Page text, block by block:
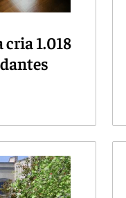
1.018